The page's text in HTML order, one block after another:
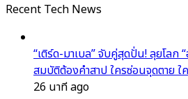
Recent Tech News
“เติร์ด-มาเบล” จับคู่สุดปั่น! ลุยโลก
สมบัติต้องคำสาป ใครซ่อนจุดตาย ใ
26 นาที ago